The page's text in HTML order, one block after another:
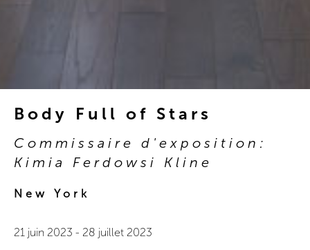
Body Full of Stars
Commissaire d'exposition:
Kimia Ferdowsi Kline
New York
21 juin 2023 - 28 juillet 2023